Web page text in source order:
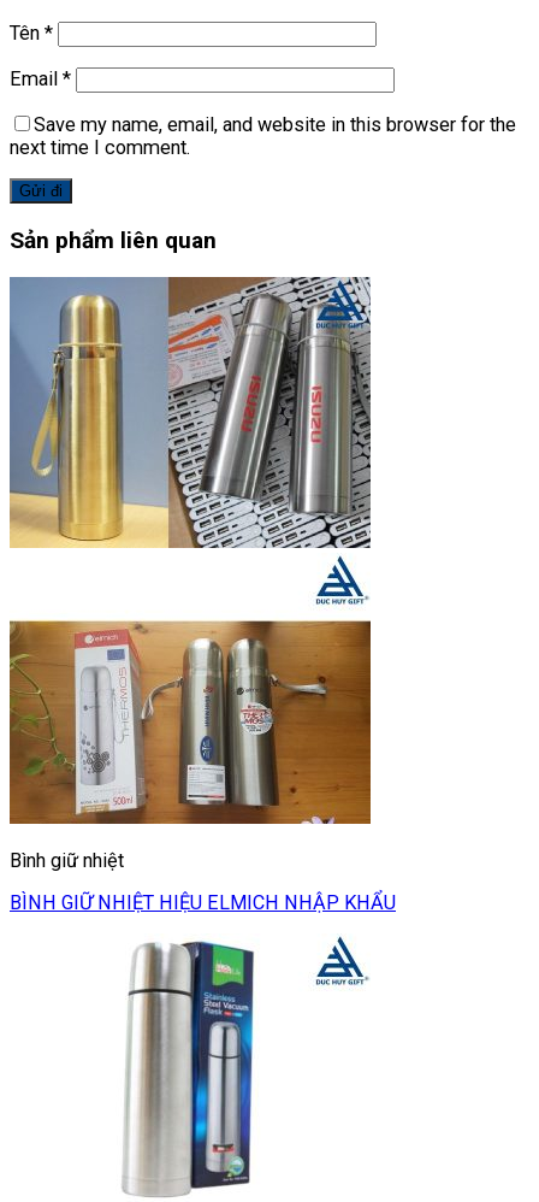
Tên *
Email *
Save my name, email, and website in this browser for the
next time I comment.
Sản phẩm liên quan
Bình giữ nhiệt
BÌNH GIỮ NHIỆT HIỆU ELMICH NHẬP KHẨU